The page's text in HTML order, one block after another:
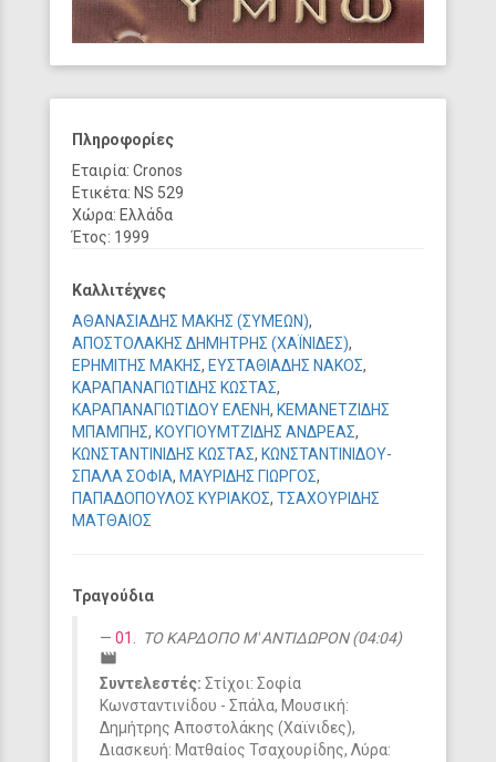
Πληροφορίες
Εταιρία: Cronos
Ετικέτα: NS 529
Χώρα: Ελλάδα
Έτος: 1999
Καλλιτέχνες
ΑΘΑΝΑΣΙΑΔΗΣ ΜΑΚΗΣ (ΣΥΜΕΩΝ),
ΑΠΟΣΤΟΛΑΚΗΣ ΔΗΜΗΤΡΗΣ (ΧΑΪΝΙΔΕΣ),
ΕΡΗΜΙΤΗΣ ΜΑΚΗΣ, ΕΥΣΤΑΘΙΑΔΗΣ ΝΑΚΟΣ,
ΚΑΡΑΠΑΝΑΓΙΩΤΙΔΗΣ ΚΩΣΤΑΣ,
ΚΑΡΑΠΑΝΑΓΙΩΤΙΔΟΥ ΕΛΕΝΗ, ΚΕΜΑΝΕΤΖΙΔΗΣ
ΜΠΑΜΠΗΣ, ΚΟΥΓΙΟΥΜΤΖΙΔΗΣ ΑΝΔΡΕΑΣ,
ΚΩΝΣΤΑΝΤΙΝΙΔΗΣ ΚΩΣΤΑΣ, ΚΩΝΣΤΑΝΤΙΝΙΔΟΥ-
ΣΠΑΛΑ ΣΟΦΙΑ, ΜΑΥΡΙΔΗΣ ΓΙΩΡΓΟΣ,
ΠΑΠΑΔΟΠΟΥΛΟΣ ΚΥΡΙΑΚΟΣ, ΤΣΑΧΟΥΡΙΔΗΣ
ΜΑΤΘΑΙΟΣ
Τραγούδια
01. ΤΟ ΚΑΡΔΟΠΟ Μ' ΑΝΤΙΔΩΡΟΝ (04:04)
movie
Συντελεστές: Στίχοι: Σοφία
Κωνσταντινίδου - Σπάλα, Μουσική:
Δημήτρης Αποστολάκης (Χαϊνιδες),
Διασκευή: Ματθαίος Τσαχουρίδης, Λύρα: